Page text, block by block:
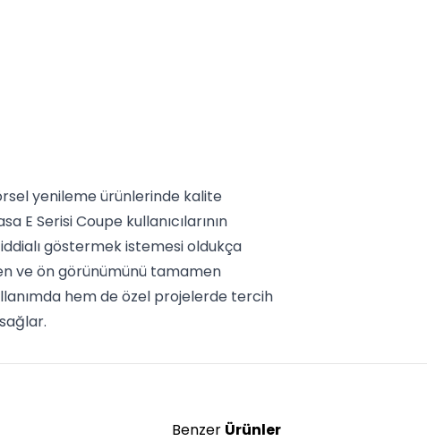
yenileme ürünlerinde kalite
E Serisi Coupe kullanıcılarının
göstermek istemesi oldukça
ve ön görünümünü tamamen
hem de özel projelerde tercih
Benzer Ürünler